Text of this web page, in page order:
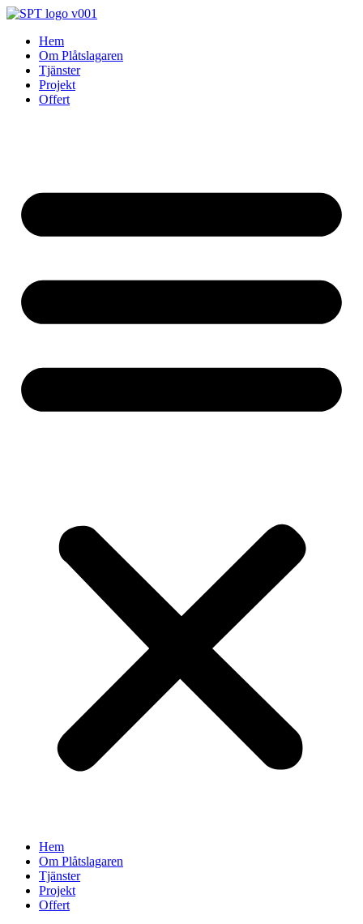
Skip
contentHem
Om Plåtslagaren
Tjänster
Projekt
Offert
Hem
Om Plåtslagaren
Tjänster
Projekt
Offert